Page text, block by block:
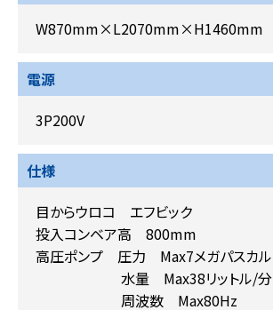
W870mm×L2070mm×H1460mm
電源
3P200V
仕様
目からウロコ エフビック
投入コンベア高 800mm
高圧ポンプ 圧力 Max7メガパスカル
水量 Max38リットル/分
周波数 Max80Hz